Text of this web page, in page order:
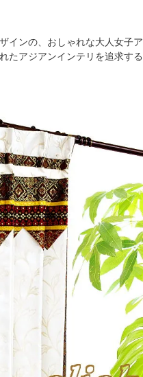
インの、おしゃれな大人女子ア
たアジアンインテリを追求する